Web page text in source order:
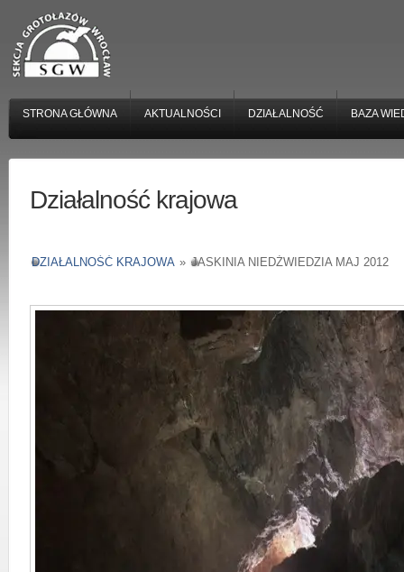
STRONA GŁÓWNA AKTUALNOŚCI DZIAŁALNOŚĆ BAZA
Działalność krajowa
DZIAŁALNOŚĆ KRAJOWA » JASKINIA NIEDŹWIEDZIA MAJ 2012